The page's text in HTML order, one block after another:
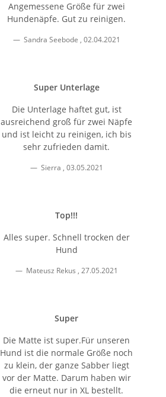
Angemessene Größe für zwei
Hundenäpfe. Gut zu reinigen.
Sandra Seebode , 02.04.2021
Super Unterlage
Die Unterlage haftet gut, ist
ausreichend groß für zwei Näpfe
und ist leicht zu reinigen, ich bis
sehr zufrieden damit.
Sierra , 03.05.2021
Top!!!
Alles super. Schnell trocken der
Hund
Mateusz Rekus , 27.05.2021
Super
Die Matte ist super.Für unseren
Hund ist die normale Größe noch
zu klein, der ganze Sabber liegt
vor der Matte. Darum haben wir
die erneut nur in XL bestellt.